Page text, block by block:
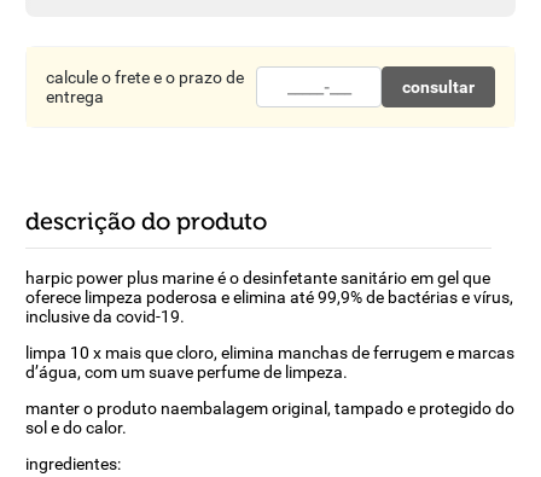
calcule o frete e o prazo de
entrega
consultar
descrição do produto
harpic power plus marine é o desinfetante sanitário em gel que
oferece limpeza poderosa e elimina até 99,9% de bactérias e vírus,
inclusive da covid-19.
limpa 10 x mais que cloro, elimina manchas de ferrugem e marcas
d’água, com um suave perfume de limpeza.
manter o produto naembalagem original, tampado e protegido do
sol e do calor.
ingredientes: